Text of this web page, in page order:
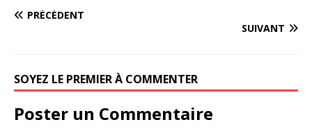
PRÉCÉDENT
SUIVANT
SOYEZ LE PREMIER À COMMENTER
Poster un Commentaire